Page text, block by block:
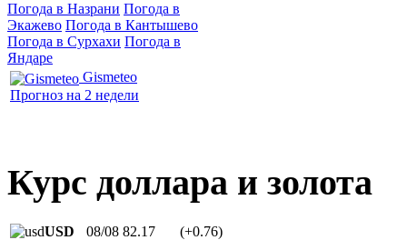
Погода в Назрани Погода в
Экажево Погода в Кантышево
Погода в Сурхахи Погода в
Яндаре
Gismeteo
Прогноз на 2 недели
Курс доллара и золота
USD 08/08 82.17
(+0.76)